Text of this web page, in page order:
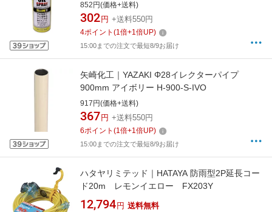
852円(価格+送料)
302 円 +送料550円
4ポイント (1倍+1倍UP)
15:00までの注文で最短8/9お届け
矢崎化工｜YAZAKI Φ28イレクターパイプ
900mm アイボリー H-900-S-IVO
917円(価格+送料)
367 円 +送料550円
6ポイント (1倍+1倍UP)
15:00までの注文で最短8/9お届け
ハタヤリミテッド｜HATAYA 防雨型2P延長コー
ド20m レモンイエロー FX203Y
12,794 円 送料無料